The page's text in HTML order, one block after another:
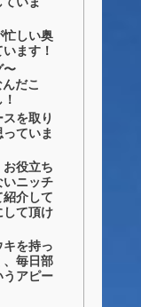
忙しい奥
ます！
〜
だこ
を取り
ていま
お役立ち
いニッチ
介して
して頂け
キを持っ
、毎日部
うアピー